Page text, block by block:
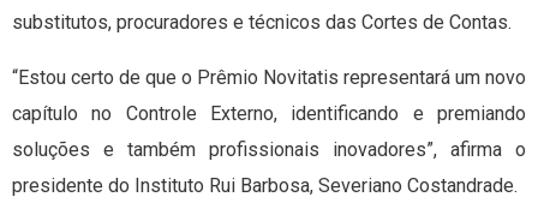
substitutos, procuradores e técnicos das Cortes de Contas.
“Estou certo de que o Prêmio Novitatis representará um novo
capítulo no Controle Externo, identificando e premiando
soluções e também profissionais inovadores”, afirma o
presidente do Instituto Rui Barbosa, Severiano Costandrade.